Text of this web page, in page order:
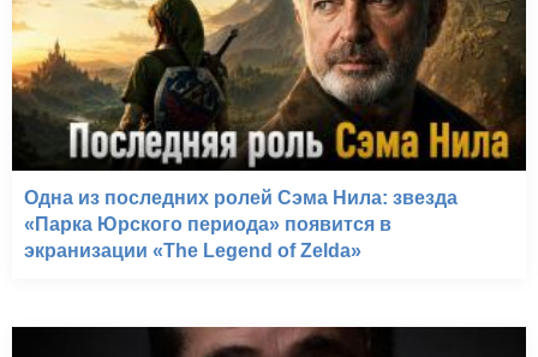
Одна из последних ролей Сэма Нила: звезда
«Парка Юрского периода» появится в
экранизации «The Legend of Zelda»